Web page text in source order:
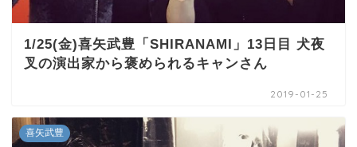
1/25(金)喜矢武豊「SHIRANAMI」13日目 犬夜
叉の演出家から褒められるキャンさん
2019-01-25
喜矢武豊